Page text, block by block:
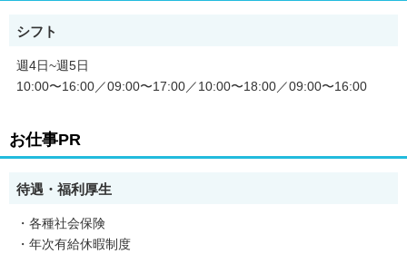
「パソナ」でみつけてみませんか？
シフト
週4日~週5日
10:00〜16:00／09:00〜17:00／10:00〜18:00／09:00〜16:00
お仕事PR
待遇・福利厚生
・各種社会保険
・年次有給休暇制度